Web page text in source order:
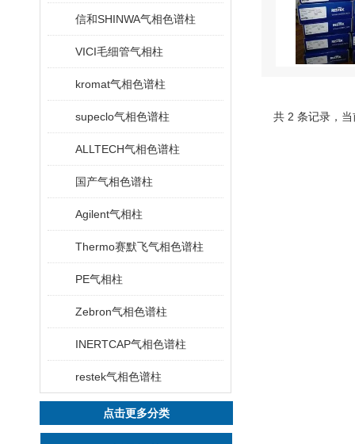
信和SHINWA气相色谱柱
VICI毛细管气相柱
kromat气相色谱柱
supeclo气相色谱柱
ALLTECH气相色谱柱
国产气相色谱柱
Agilent气相柱
Thermo赛默飞气相色谱柱
PE气相柱
Zebron气相色谱柱
INERTCAP气相色谱柱
restek气相色谱柱
点击更多分类
共 2 条记录，